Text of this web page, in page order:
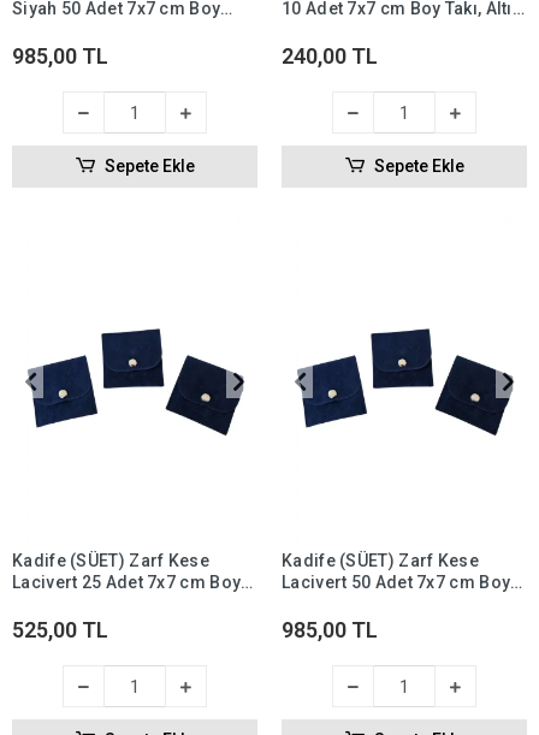
Siyah 50 Adet 7x7 cm Boy
985,00 TL
Sepete Ekle
10 Adet 7x7 cm Boy Takı, Altın
240,00 TL
Sepete Ekle
Kadife (SÜET) Zarf Kese
Lacivert 25 Adet 7x7 cm Boy
525,00 TL
Kadife (SÜET) Zarf Kese
Lacivert 50 Adet 7x7 cm Boy
985,00 TL